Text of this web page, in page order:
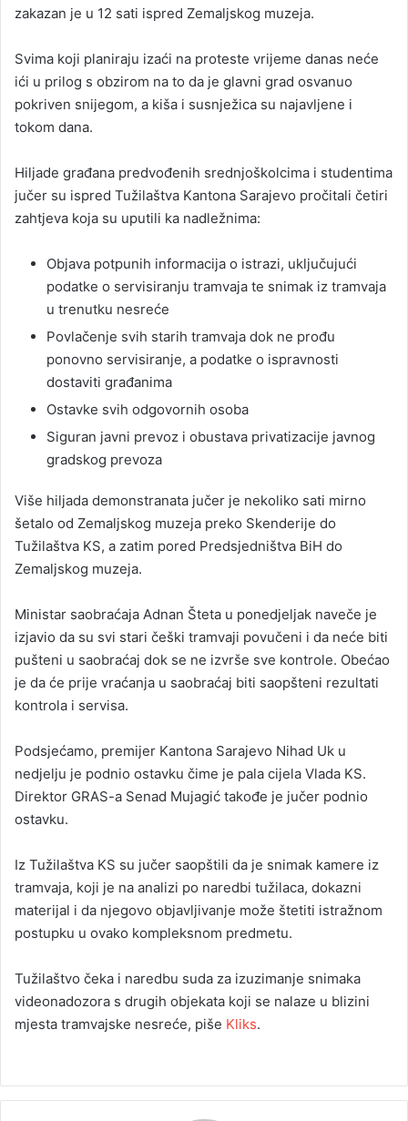
zakazan je u 12 sati ispred Zemaljskog muzeja.
Svima koji planiraju izaći na proteste vrijeme danas neće
ići u prilog s obzirom na to da je glavni grad osvanuo
pokriven snijegom, a kiša i susnježica su najavljene i
tokom dana.
Hiljade građana predvođenih srednjoškolcima i studentima
jučer su ispred Tužilaštva Kantona Sarajevo pročitali četiri
zahtjeva koja su uputili ka nadležnima:
Objava potpunih informacija o istrazi, uključujući
podatke o servisiranju tramvaja te snimak iz tramvaja
u trenutku nesreće
Povlačenje svih starih tramvaja dok ne prođu
ponovno servisiranje, a podatke o ispravnosti
dostaviti građanima
Ostavke svih odgovornih osoba
Siguran javni prevoz i obustava privatizacije javnog
gradskog prevoza
Više hiljada demonstranata jučer je nekoliko sati mirno
šetalo od Zemaljskog muzeja preko Skenderije do
Tužilaštva KS, a zatim pored Predsjedništva BiH do
Zemaljskog muzeja.
Ministar saobraćaja Adnan Šteta u ponedjeljak naveče je
izjavio da su svi stari češki tramvaji povučeni i da neće biti
pušteni u saobraćaj dok se ne izvrše sve kontrole. Obećao
je da će prije vraćanja u saobraćaj biti saopšteni rezultati
kontrola i servisa.
Podsjećamo, premijer Kantona Sarajevo Nihad Uk u
nedjelju je podnio ostavku čime je pala cijela Vlada KS.
Direktor GRAS-a Senad Mujagić takođe je jučer podnio
ostavku.
Iz Tužilaštva KS su jučer saopštili da je snimak kamere iz
tramvaja, koji je na analizi po naredbi tužilaca, dokazni
materijal i da njegovo objavljivanje može štetiti istražnom
postupku u ovako kompleksnom predmetu.
Tužilaštvo čeka i naredbu suda za izuzimanje snimaka
videonadozora s drugih objekata koji se nalaze u blizini
mjesta tramvajske nesreće, piše Kliks.